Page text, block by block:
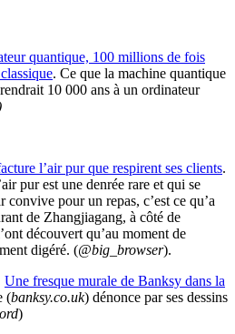
quantique, 100 millions de fois
. Ce que la machine quantique
10 000 ans à un ordinateur
l’air pur que respirent ses clients.
pur est une denrée rare et qui se
pour un repas, c’est ce qu’a
de Zhangjiagang, à côté de
découvert qu’au moment de
digéré. (@big_browser).
Une fresque murale de Banksy dans la
(banksy.co.uk) dénonce par ses dessins
)